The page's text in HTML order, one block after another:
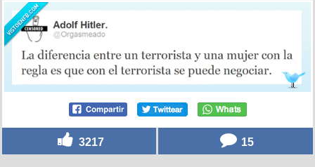
3217 15